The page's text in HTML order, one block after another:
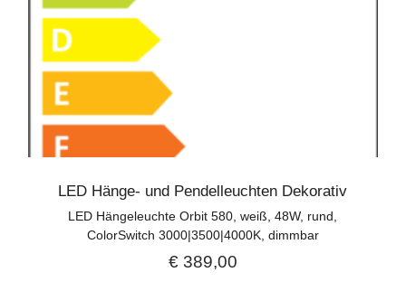
LED Hänge- und Pendelleuchten Dekorativ
LED Hängeleuchte Orbit 580, weiß, 48W, rund,
ColorSwitch 3000|3500|4000K, dimmbar
€389,00